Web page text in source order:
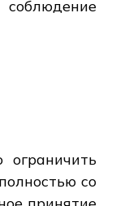
со